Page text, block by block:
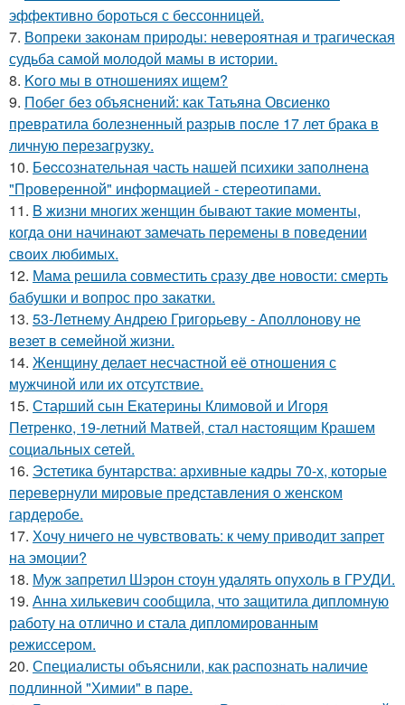
эффективно бороться с бессонницей.
7. Вопреки законам природы: невероятная и трагическая
судьба самой молодой мамы в истории.
8. Koго мы в отношениях ищем?
9. Побег без объяснений: как Татьяна Овсиенко
превратила болезненный разрыв после 17 лет брака в
личную перезагрузку.
10. Бecсознательная часть нашей психики заполнена
"Проверенной" информацией - стереотипами.
11. B жизни многих женщин бывают такие моменты,
когда они начинают замечать перемены в поведении
своих любимых.
12. Мама решила совместить сразу две новости: смерть
бабушки и вопрос про закатки.
13. 53-Летнему Андрею Григорьеву - Аполлонову не
везет в семейной жизни.
14. Женщину делает несчастной её отношения с
мужчиной или их отсутствие.
15. Старший сын Екатерины Климовой и Игоря
Петренко, 19-летний Матвей, стал настоящим Крашем
социальных сетей.
16. Эстетика бунтарства: архивные кадры 70-х, которые
перевернули мировые представления о женском
гардеробе.
17. Хочу ничего не чувствовать: к чему приводит запрет
на эмоции?
18. Муж запретил Шэрон стоун удалять опухоль в ГРУДИ.
19. Анна хилькевич сообщила, что защитила дипломную
работу на отлично и стала дипломированным
режиссером.
20. Специалисты объяснили, как распознать наличие
подлинной "Химии" в паре.